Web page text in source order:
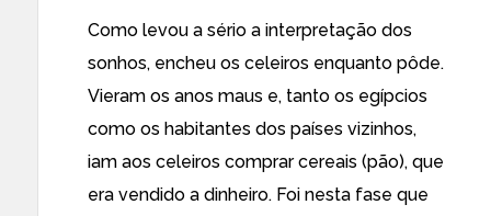
Como levou a sério a interpretação dos
sonhos, encheu os celeiros enquanto pôde.
Vieram os anos maus e, tanto os egípcios
como os habitantes dos países vizinhos,
iam aos celeiros comprar cereais (pão), que
era vendido a dinheiro. Foi nesta fase que